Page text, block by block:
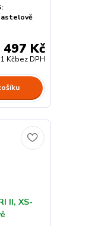
497 Kč
Kčbez DPH